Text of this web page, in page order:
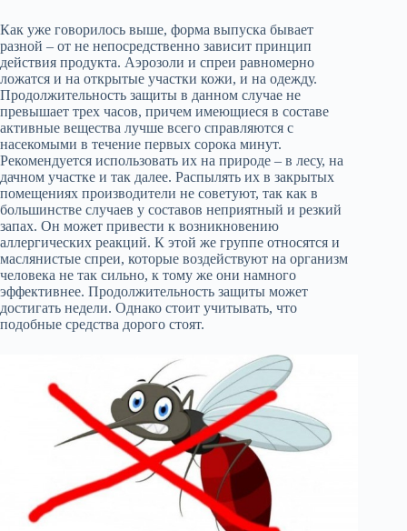
Как уже говорилось выше, форма выпуска бывает
разной – от не непосредственно зависит принцип
действия продукта. Аэрозоли и спреи равномерно
ложатся и на открытые участки кожи, и на одежду.
Продолжительность защиты в данном случае не
превышает трех часов, причем имеющиеся в составе
активные вещества лучше всего справляются с
насекомыми в течение первых сорока минут.
Рекомендуется использовать их на природе – в лесу, на
дачном участке и так далее. Распылять их в закрытых
помещениях производители не советуют, так как в
большинстве случаев у составов неприятный и резкий
запах. Он может привести к возникновению
аллергических реакций. К этой же группе относятся и
маслянистые спреи, которые воздействуют на организм
человека не так сильно, к тому же они намного
эффективнее. Продолжительность защиты может
достигать недели. Однако стоит учитывать, что
подобные средства дорого стоят.